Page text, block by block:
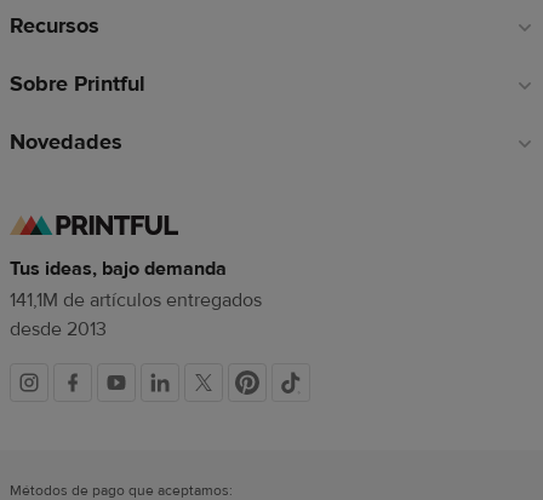
Recursos
Sobre Printful
Novedades
Tus ideas, bajo demanda
141,1M de artículos entregados
desde 2013
Redes
Métodos de pago que aceptamos: